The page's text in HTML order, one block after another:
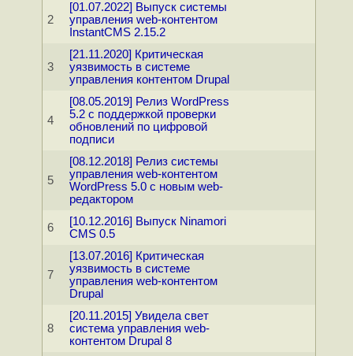
2
[01.07.2022] Выпуск системы
управления web-контентом
InstantCMS 2.15.2
3
[21.11.2020] Критическая
уязвимость в системе
управления контентом Drupal
4
[08.05.2019] Релиз WordPress
5.2 с поддержкой проверки
обновлений по цифровой
подписи
5
[08.12.2018] Релиз системы
управления web-контентом
WordPress 5.0 с новым web-
редактором
6
[10.12.2016] Выпуск Ninamori
CMS 0.5
7
[13.07.2016] Критическая
уязвимость в системе
управления web-контентом
Drupal
8
[20.11.2015] Увидела свет
система управления web-
контентом Drupal 8